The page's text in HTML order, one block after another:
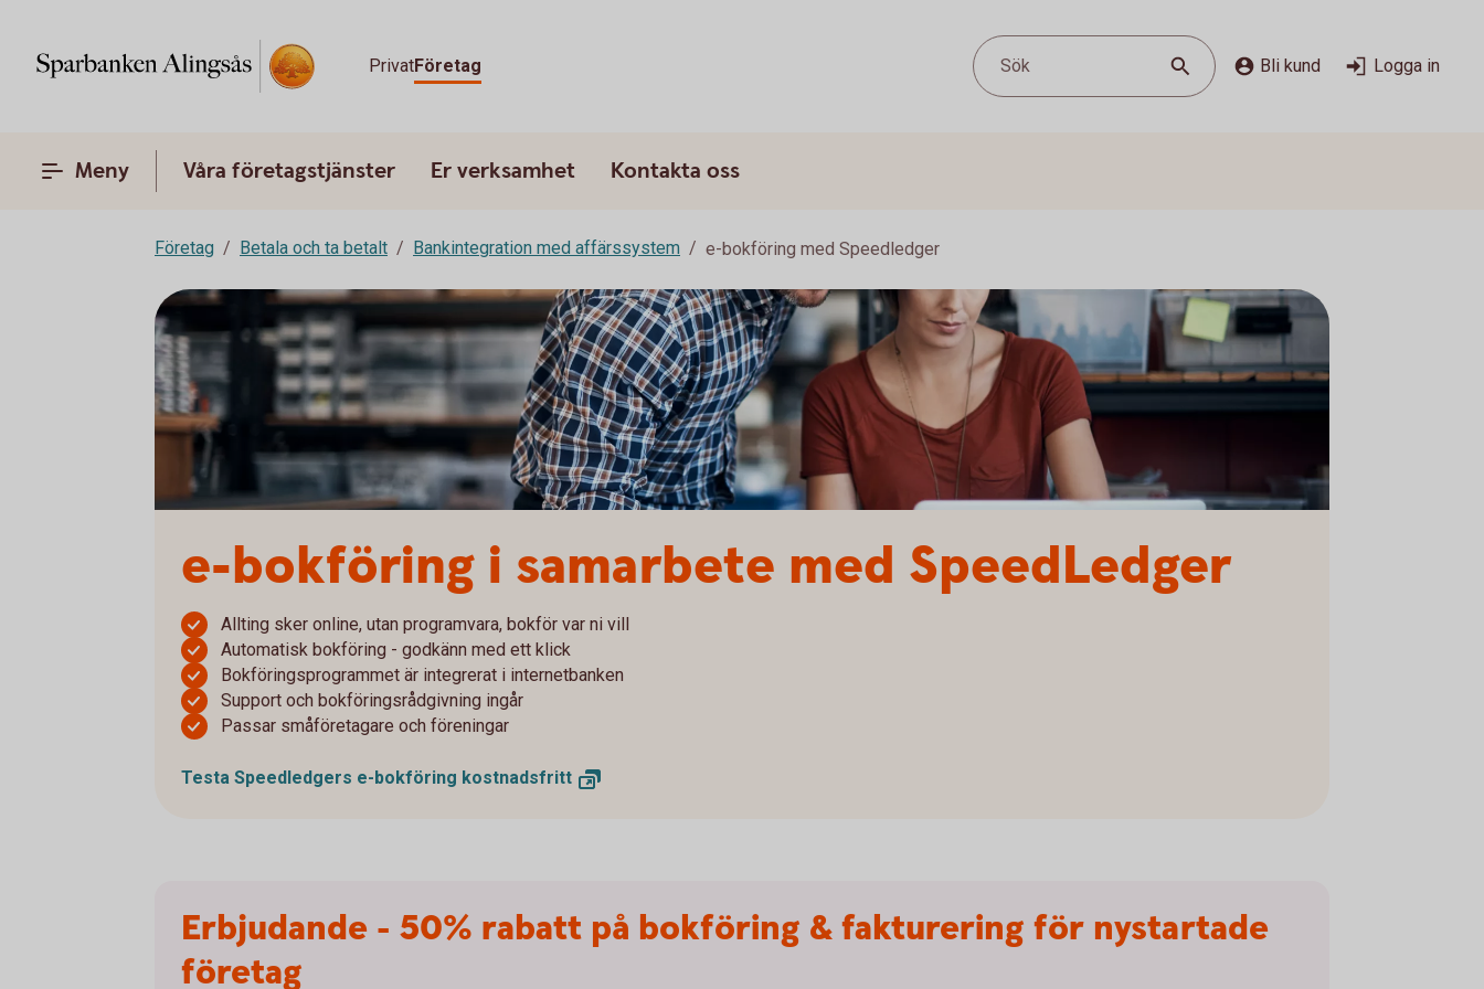
PrivatFöretag Sök Bli kund Logga in
Meny Våra företagstjänster Er verksamhet Kontakta oss
Företag Betala och ta betalt Bankintegration med affärssystem e-bokföring med Speedledger
e-bokföring i samarbete med SpeedLedger
Allting sker online, utan programvara, bokför var ni vill
Automatisk bokföring - godkänn med ett klick
Bokföringsprogrammet är integrerat i internetbanken
Support och bokföringsrådgivning ingår
Passar småföretagare och föreningar
Testa Speedledgers e-bokföring kostnadsfritt
Erbjudande - 50% rabatt på bokföring & fakturering för nystartade
företag